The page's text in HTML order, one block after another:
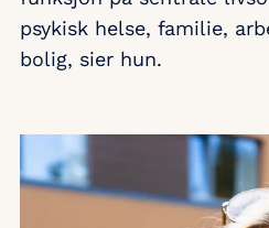
psykisk helse, familie,
bolig, sier hun.